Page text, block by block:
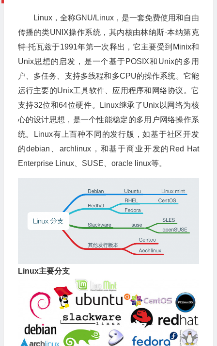
Linux，全称GNU/Linux，是一套免费使用和自由
传播的类UNIX操作系统，其内核由林纳斯·本纳第克
特·托瓦兹于1991年第一次释出，它主要受到Minix和
Unix思想的启发，是一个基于POSIX和Unix的多用
户、多任务、支持多线程和多CPU的操作系统。它能
运行主要的Unix工具软件、应用程序和网络协议。它
支持32位和64位硬件。Linux继承了Unix以网络为核
心的设计思想，是一个性能稳定的多用户网络操作系
统。Linux有上百种不同的发行版，如基于社区开发
的debian、archlinux，和基于商业开发的Red Hat
Enterprise Linux、SUSE、oracle linux等。
Linux主要分支